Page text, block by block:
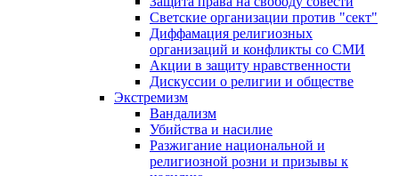
Светские организации против "сект"
Диффамация религиозных
организаций и конфликты со СМИ
Акции в защиту нравственности
Дискуссии о религии и обществе
Экстремизм
Вандализм
Убийства и насилие
Разжигание национальной и
религиозной розни и призывы к